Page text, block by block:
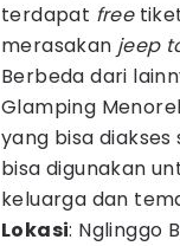
terdapat free
merasakan jeep
Berbeda dari
Glamping
yang bisa
bisa digunakan
keluarga dan
Lokasi: Nglinggo